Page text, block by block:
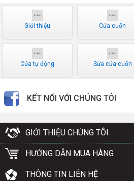
nhau, và được ngăn bằng những
tấm màn vải. Thời gian sau,
những cách cửa gỗ được ứng
tường qua chốt.
màu
Giới thiệu Cửa cuốn
Cửa tự động Sửa cửa cuốn
KẾT NỐI VỚI CHÚNG TÔI
GIỚI THIỆU CHÚNG TÔI
HƯỚNG DẪN MUA HÀNG
THÔNG TIN LIÊN HỆ